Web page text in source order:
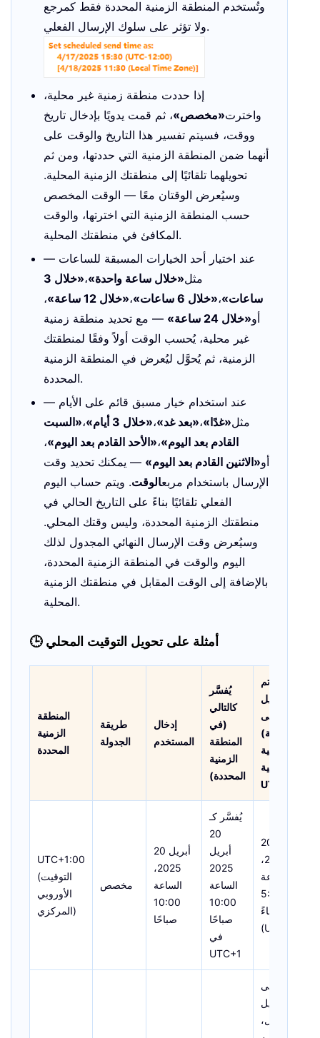
وتُستخدم المنطقة الزمنية المحددة فقط كمرجع
ولا تؤثر على سلوك الإرسال الفعلي.
إذا حددت منطقة زمنية غير محلية،
واخترت«مخصص»، ثم قمت يدويًا بإدخال تاريخ
ووقت، فسيتم تفسير هذا التاريخ والوقت على
أنهما ضمن المنطقة الزمنية التي حددتها، ومن ثم
تحويلهما تلقائيًا إلى منطقتك الزمنية المحلية.
وسيُعرض الوقتان معًا — الوقت المخصص
حسب المنطقة الزمنية التي اخترتها، والوقت
المكافئ في منطقتك المحلية.
عند اختيار أحد الخيارات المسبقة للساعات —
مثل«خلال ساعة واحدة»،
«خلال 3
ساعات»،«خلال 6 ساعات» ،«خلال 12 ساعة»
،
أو«خلال 24 ساعة»
— مع تحديد منطقة زمنية
غير محلية، يُحسب الوقت أولاً وفقًا لمنطقتك
الزمنية، ثم يُحوَّل ليُعرض في المنطقة الزمنية
المحددة.
عند استخدام خيار مسبق قائم على الأيام —
مثل«غدًا»،«بعد غد»،«خلال 3 أيام» ،«السبت
القادم بعد اليوم»،«الأحد القادم بعد اليوم»،
أو«الاثنين القادم بعد اليوم» — يمكنك تحديد وقت
الإرسال باستخدام مربعالوقت. ويتم حساب اليوم
الفعلي تلقائيًا بناءً على التاريخ الحالي في
منطقتك الزمنية المحددة، وليس وقتك المحلي.
وسيُعرض وقت الإرسال النهائي المجدول لذلك
اليوم والوقت في المنطقة الزمنية المحددة،
بالإضافة إلى الوقت المقابل في منطقتك الزمنية
المحلية.
🕒 أمثلة على تحويل التوقيت المحلي
المنطقة
الزمنية
المحددة
طريقة
الجدولة
إدخال
المستخدم
يُفسَّر
كالتالي
(في
المنطقة
الزمنية
المحددة)
تم
التحويل
إلى
(المنطقة
الزمنية
المحلية:
UTC+8)
UTC+1:00
(التوقيت
الأوروبي
المركزي)
مخصص
20 أبريل
2025،
الساعة
10:00
صباحًا
يُفسَّر كـ
20
أبريل
2025
الساعة
10:00
صباحًا
في
UTC+1
20 أبريل
2025،
الساعة
5:00
مساءً
(UTC+8)
على
سبيل
المثال،